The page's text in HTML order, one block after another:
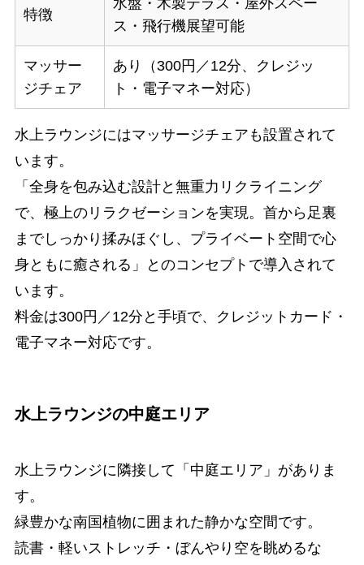
特徴
ス・飛行機展望可能
マッサー
ジチェア
あり（300円／12分、クレジッ
ト・電子マネー対応）
水上ラウンジにはマッサージチェアも設置されて
います。
「全身を包み込む設計と無重力リクライニング
で、極上のリラクゼーションを実現。首から足裏
までしっかり揉みほぐし、プライベート空間で心
身ともに癒される」とのコンセプトで導入されて
います。
料金は300円／12分と手頃で、クレジットカード・
電子マネー対応です。
水上ラウンジの中庭エリア
水上ラウンジに隣接して「中庭エリア」がありま
す。
緑豊かな南国植物に囲まれた静かな空間です。
読書・軽いストレッチ・ぼんやり空を眺めるな